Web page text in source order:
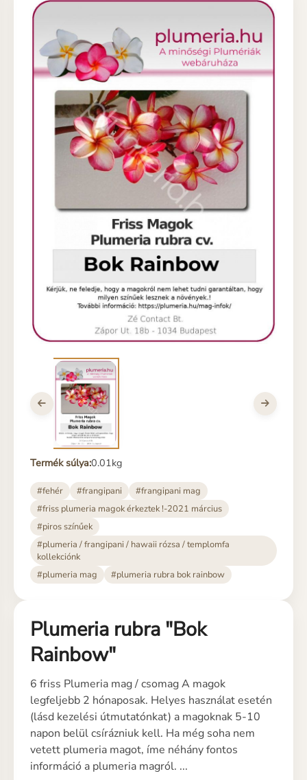
Termék súlya:0.01kg
#fehér #frangipani
#frangipani mag
#friss plumeria magok érkeztek !-2021 március
#piros színűek
#plumeria / frangipani / hawaii rózsa / templomfa
kollekciónk
#plumeria mag
#plumeria rubra bok rainbow
Plumeria rubra "Bok
Rainbow"
6 friss Plumeria mag / csomag A magok
legfeljebb 2 hónaposak. Helyes használat esetén
(lásd kezelési útmutatónkat) a magoknak 5-10
napon belül csírázniuk kell. Ha még soha nem
vetett plumeria magot, íme néhány fontos
információ a plumeria magról. ...